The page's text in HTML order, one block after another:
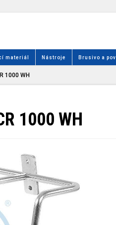
materiál Nástroje Brusivo a
1000 WH
1000 WH